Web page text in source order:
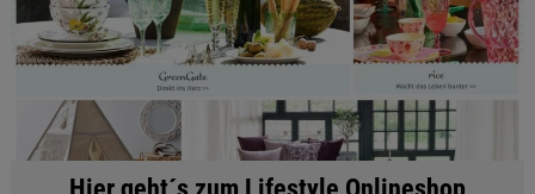
Hier geht´s zum Lifestyle Onlineshop